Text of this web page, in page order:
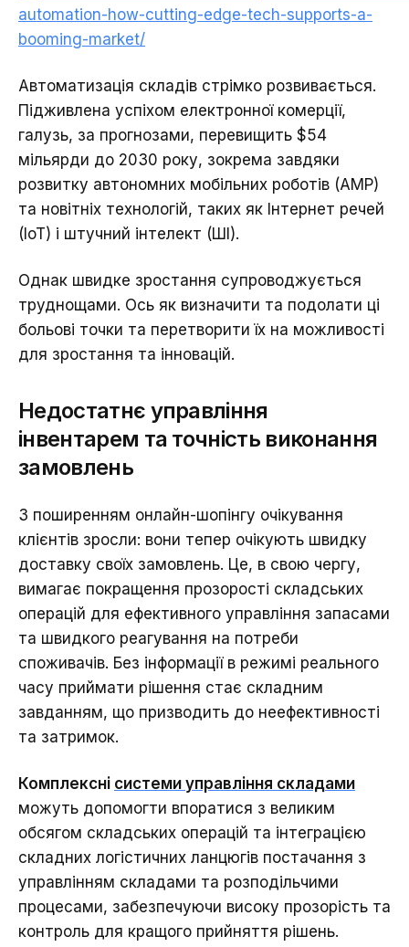
automation-how-cutting-edge-tech-supports-a-
booming-market/
Автоматизація складів стрімко розвивається.
Підживлена успіхом електронної комерції,
галузь, за прогнозами, перевищить $54
мільярди до 2030 року, зокрема завдяки
розвитку автономних мобільних роботів (АМР)
та новітніх технологій, таких як Інтернет речей
(IoT) і штучний інтелект (ШІ).
Однак швидке зростання супроводжується
труднощами. Ось як визначити та подолати ці
больові точки та перетворити їх на можливості
для зростання та інновацій.
Недостатнє управління
інвентарем та точність виконання
замовлень
З поширенням онлайн-шопінгу очікування
клієнтів зросли: вони тепер очікують швидку
доставку своїх замовлень. Це, в свою чергу,
вимагає покращення прозорості складських
операцій для ефективного управління запасами
та швидкого реагування на потреби
споживачів. Без інформації в режимі реального
часу приймати рішення стає складним
завданням, що призводить до неефективності
та затримок.
Комплексні системи управління складами
можуть допомогти впоратися з великим
обсягом складських операцій та інтеграцією
складних логістичних ланцюгів постачання з
управлінням складами та розподільчими
процесами, забезпечуючи високу прозорість та
контроль для кращого прийняття рішень.